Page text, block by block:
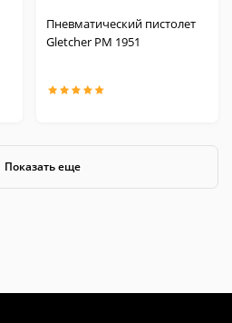
Пневматический пистолет
Gletcher PM 1951
Показать еще